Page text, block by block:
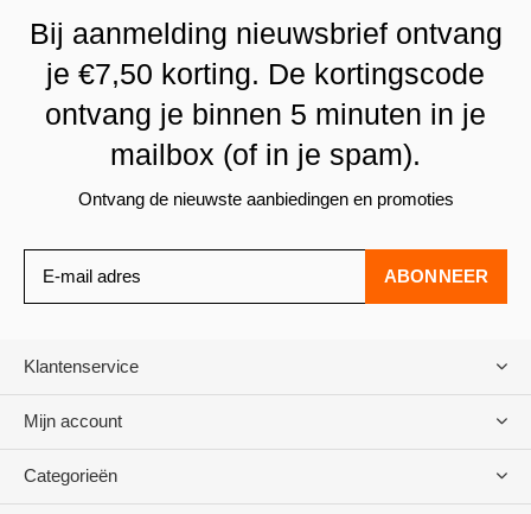
Bij aanmelding nieuwsbrief ontvang
je €7,50 korting. De kortingscode
ontvang je binnen 5 minuten in je
mailbox (of in je spam).
Ontvang de nieuwste aanbiedingen en promoties
ABONNEER
Klantenservice
Mijn account
Categorieën